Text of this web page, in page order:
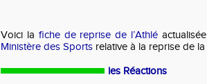
Voici la fiche de reprise de l’Athlé
Ministère des Sports relative à la reprise de
les Réactions